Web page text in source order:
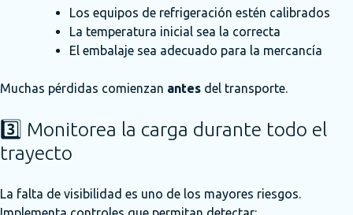
Los equipos de refrigeración estén calibrados
La temperatura inicial sea la correcta
El embalaje sea adecuado para la mercancía
Muchas pérdidas comienzan antes del transporte.
3️⃣ Monitorea la carga durante todo el
trayecto
La falta de visibilidad es uno de los mayores riesgos.